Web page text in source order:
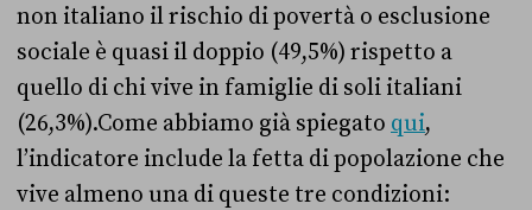
non italiano il rischio di povertà o esclusione
sociale è quasi il doppio (49,5%) rispetto a
quello di chi vive in famiglie di soli italiani
(26,3%).Come abbiamo già spiegato qui,
l’indicatore include la fetta di popolazione che
vive almeno una di queste tre condizioni: